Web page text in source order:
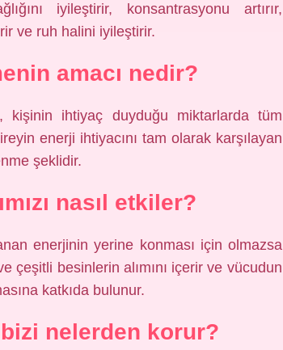
iyileştirir, konsantrasyonu artırır,
ve ruh halini iyileştirir.
amacı nedir?
kişinin ihtiyaç duyduğu miktarlarda tüm
enerji ihtiyacını tam olarak karşılayan
şeklidir.
nasıl etkiler?
enerjinin yerine konması için olmazsa
çeşitli besinlerin alımını içerir ve vücudun
katkıda bulunur.
bizi nelerden korur?